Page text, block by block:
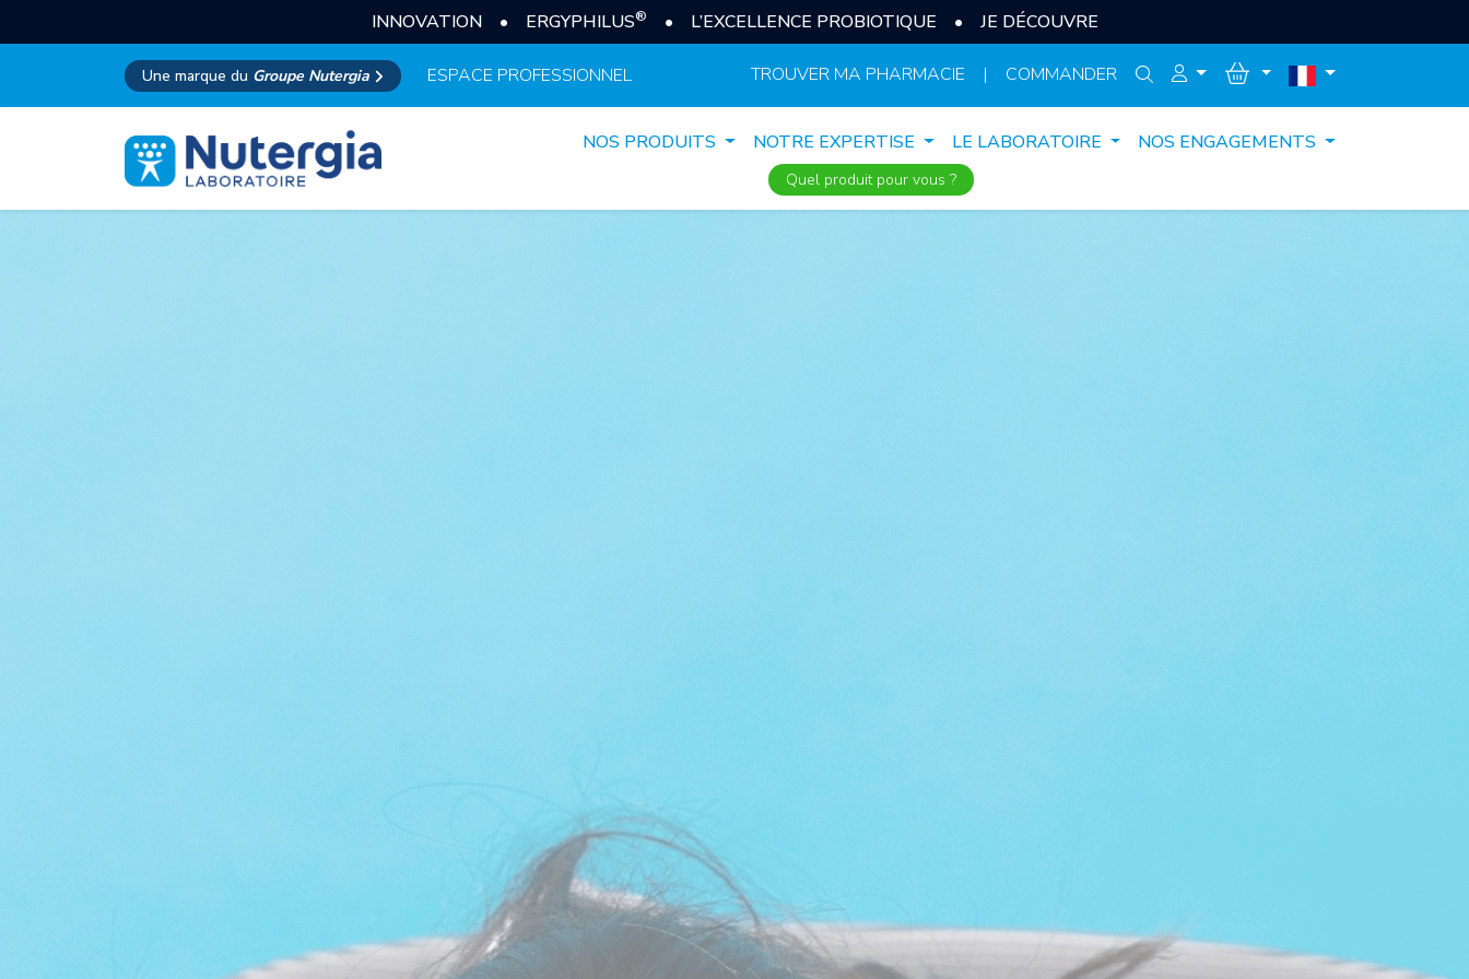
INNOVATION • ERGYPHILUS® • L’EXCELLENCE PROBIOTIQUE • JE DÉCOUVRE
Une marque du Groupe Nutergia ESPACE PROFESSIONNEL TROUVER MA PHARMACIE | COMMANDER
NOS PRODUITS NOTRE EXPERTISE LE LABORATOIRE NOS ENGAGEMENTS
Quel produit pour vous ?